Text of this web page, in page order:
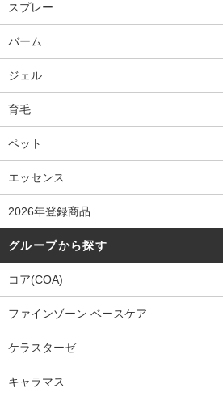
スプレー
バーム
ジェル
育毛
ペット
エッセンス
2026年登録商品
グループから探す
コア(COA)
ファインゾーン ベースケア
ケラスターゼ
キャラマス